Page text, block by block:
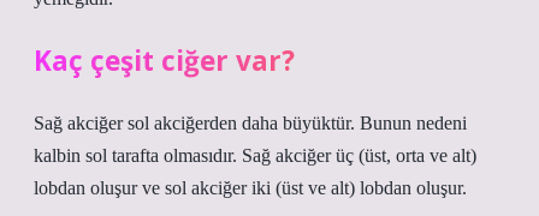
Kaç çeşit ciğer var?
Sağ akciğer sol akciğerden daha büyüktür. Bunun nedeni
kalbin sol tarafta olmasıdır. Sağ akciğer üç (üst, orta ve alt)
lobdan oluşur ve sol akciğer iki (üst ve alt) lobdan oluşur.